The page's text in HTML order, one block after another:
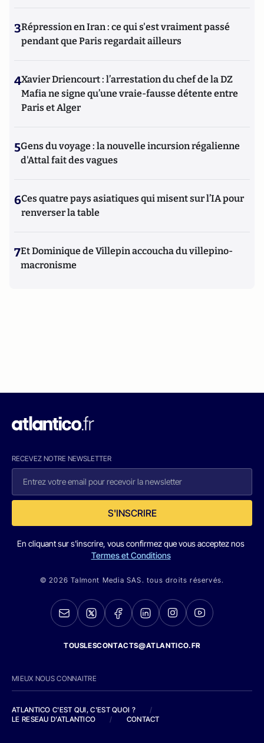
3Répression en Iran : ce qui s'est vraiment passé
pendant que Paris regardait ailleurs
4Xavier Driencourt : l’arrestation du chef de la DZ
Mafia ne signe qu’une vraie-fausse détente entre
Paris et Alger
5Gens du voyage : la nouvelle incursion régalienne
d'Attal fait des vagues
6Ces quatre pays asiatiques qui misent sur l’IA pour
renverser la table
7Et Dominique de Villepin accoucha du villepino-
macronisme
RECEVEZ NOTRE NEWSLETTER
S'INSCRIRE
En cliquant sur s'inscrire, vous confirmez que vous acceptez nos
Termes et Conditions
© 2026 Talmont Media SAS. tous droits réservés.
TOUSLESCONTACTS@ATLANTICO.FR
MIEUX NOUS CONNAITRE
ATLANTICO C'EST QUI, C'EST QUOI ?
/
LE RESEAU D'ATLANTICO
/ CONTACT